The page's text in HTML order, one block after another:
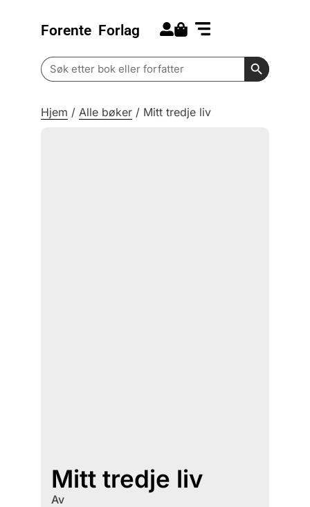
Forente Forlag
Search
for:
Search
Hjem / Alle bøker / Mitt tredje liv
Mitt tredje liv
Av